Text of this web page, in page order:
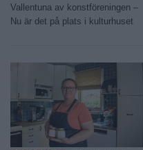
Vallentuna av konstföreningen –
Nu är det på plats i kulturhuset